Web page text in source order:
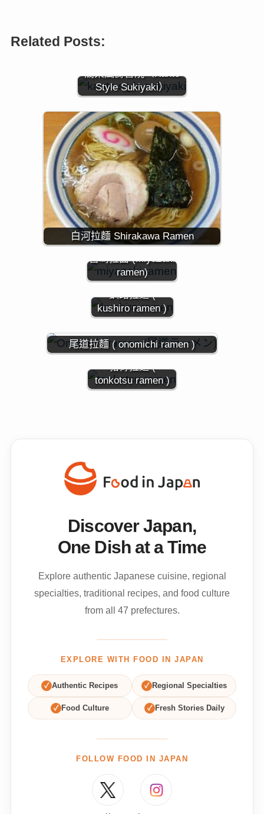
Related Posts:
關東風壽喜燒（Kanto
Style Sukiyaki）
白河拉麵 Shirakawa Ramen
宫崎拉面 (Miyazaki
ramen)
釧路拉麵 (
kushiro ramen )
尾道拉麵 ( onomichi ramen )
豬骨拉麵 (
tonkotsu ramen )
Discover Japan,
One Dish at a Time
Explore authentic Japanese cuisine, regional
specialties, traditional recipes, and food culture
from all 47 prefectures.
EXPLORE WITH FOOD IN JAPAN
✓ Authentic Recipes ✓ Regional Specialties
✓ Food Culture ✓ Fresh Stories Daily
FOLLOW FOOD IN JAPAN